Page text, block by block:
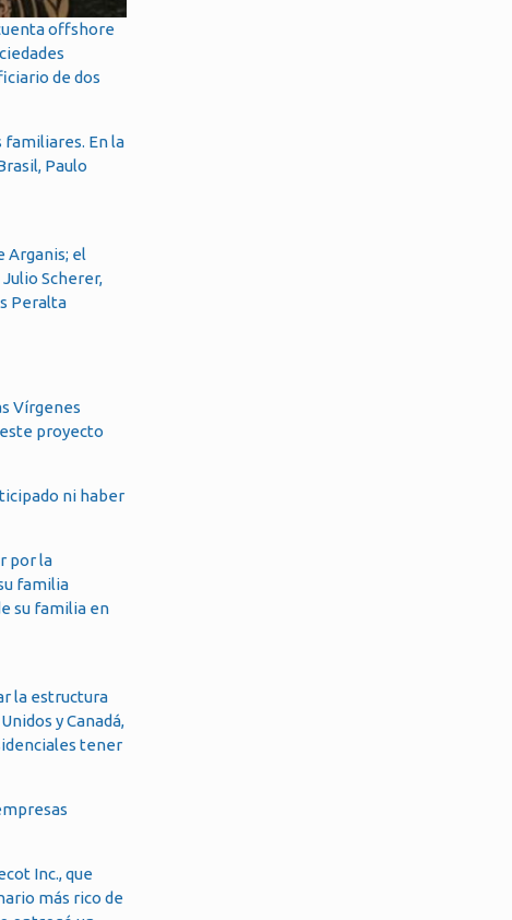
offshore
de dos
familiares. En la
Paulo
Arganis; el
Scherer,
Peralta
Vírgenes
proyecto
ni haber
por la
familia
su familia en
la estructura
y Canadá,
tener
Inc., que
más rico de